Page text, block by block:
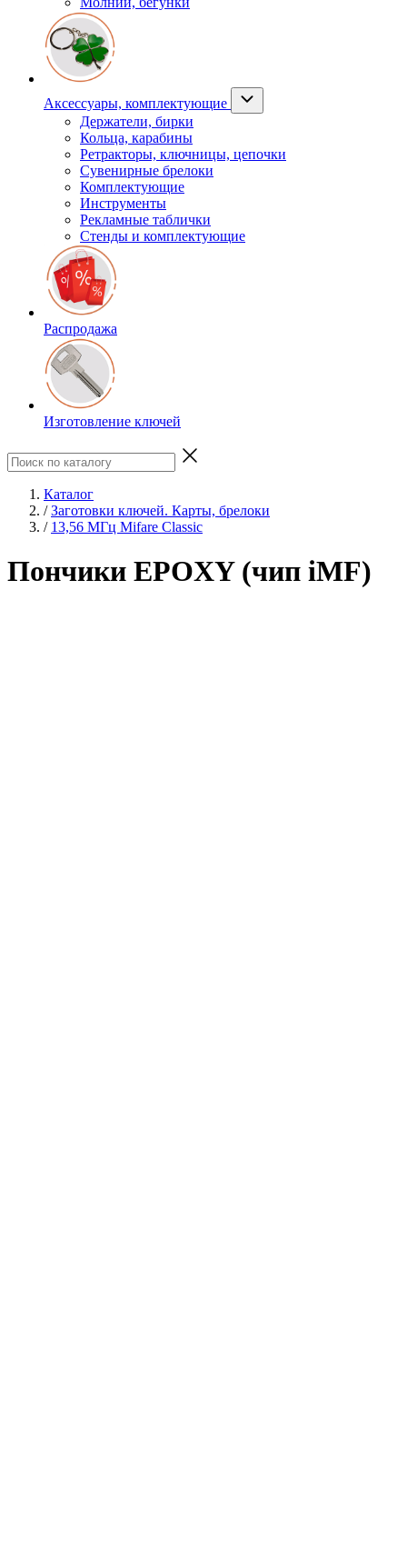
Аксессуары, комплектующие
Держатели, бирки
Кольца, карабины
Ретракторы, ключницы, цепочки
Сувенирные брелоки
Комплектующие
Инструменты
Рекламные таблички
Стенды и комплектующие
Распродажа
Изготовление ключей
Каталог
/ Заготовки ключей. Карты, брелоки
/ 13,56 МГц Mifare Classic
Пончики EPOXY (чип iMF)